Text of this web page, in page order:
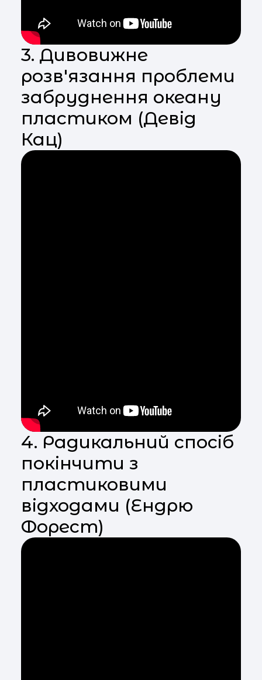
3. Дивовижне
розв'язання проблеми
забруднення океану
пластиком (Девід
Кац)
4. Радикальний спосіб
покінчити з
пластиковими
відходами (Ендрю
Форест)